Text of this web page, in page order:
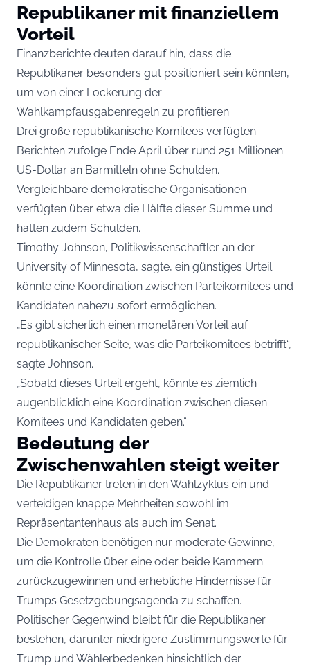
Republikaner mit finanziellem
Vorteil
Finanzberichte deuten darauf hin, dass die
Republikaner besonders gut positioniert sein könnten,
um von einer Lockerung der
Wahlkampfausgabenregeln zu profitieren.
Drei große republikanische Komitees verfügten
Berichten zufolge Ende April über rund 251 Millionen
US-Dollar an Barmitteln ohne Schulden.
Vergleichbare demokratische Organisationen
verfügten über etwa die Hälfte dieser Summe und
hatten zudem Schulden.
Timothy Johnson, Politikwissenschaftler an der
University of Minnesota, sagte, ein günstiges Urteil
könnte eine Koordination zwischen Parteikomitees und
Kandidaten nahezu sofort ermöglichen.
„Es gibt sicherlich einen monetären Vorteil auf
republikanischer Seite, was die Parteikomitees betrifft“,
sagte Johnson.
„Sobald dieses Urteil ergeht, könnte es ziemlich
augenblicklich eine Koordination zwischen diesen
Komitees und Kandidaten geben.“
Bedeutung der
Zwischenwahlen steigt weiter
Die Republikaner treten in den Wahlzyklus ein und
verteidigen knappe Mehrheiten sowohl im
Repräsentantenhaus als auch im Senat.
Die Demokraten benötigen nur moderate Gewinne,
um die Kontrolle über eine oder beide Kammern
zurückzugewinnen und erhebliche Hindernisse für
Trumps Gesetzgebungsagenda zu schaffen.
Politischer Gegenwind bleibt für die Republikaner
bestehen, darunter niedrigere Zustimmungswerte für
Trump und Wählerbedenken hinsichtlich der